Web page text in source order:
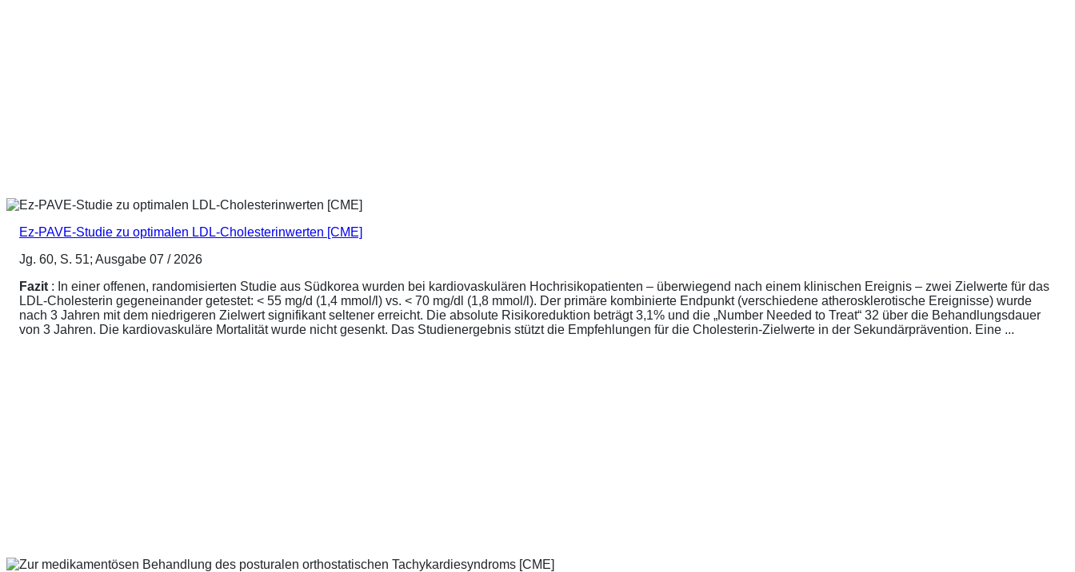
Ez-PAVE-Studie zu optimalen LDL-Cholesterinwerten [CME]
Jg. 60, S. 51; Ausgabe 07 / 2026
Fazit : In einer offenen, randomisierten Studie aus Südkorea wurden bei kardiovaskulären Hochrisikopatienten – überwiegend nach einem klinischen Ereignis – zwei Zielwerte für das
LDL-Cholesterin gegeneinander getestet: < 55 mg/d (1,4 mmol/l) vs. < 70 mg/dl (1,8 mmol/l). Der primäre kombinierte Endpunkt (verschiedene atherosklerotische Ereignisse) wurde
nach 3 Jahren mit dem niedrigeren Zielwert signifikant seltener erreicht. Die absolute Risikoreduktion beträgt 3,1% und die „Number Needed to Treat“ 32 über die Behandlungsdauer
von 3 Jahren. Die kardiovaskuläre Mortalität wurde nicht gesenkt. Das Studienergebnis stützt die Empfehlungen für die Cholesterin-Zielwerte in der Sekundärprävention. Eine ...